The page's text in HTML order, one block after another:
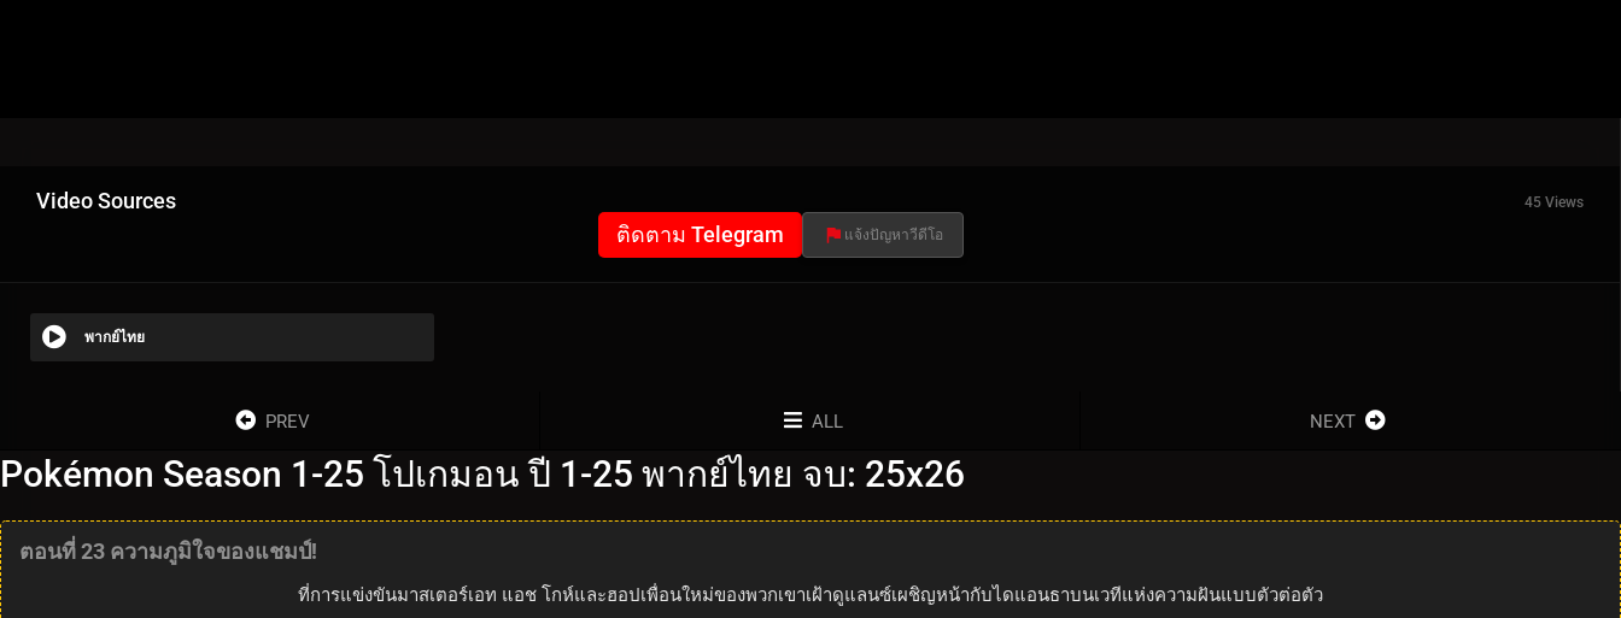
Video Sources 45 Views
ติดตาม Telegram แจ้งปัญหาวีดีโอ
พากย์ไทย
PREV ALL NEXT
Pokémon Season 1-25 โปเกมอน ปี 1-25 พากย์ไทย จบ: 25x26
ตอนที่ 23 ความภูมิใจของแชมป์!
ที่การแข่งขันมาสเตอร์เอท แอช โกห์และฮอปเพื่อนใหม่ของพวกเขาเฝ้าดูแลนซ์เผชิญหน้ากับไดแอนธาบนเวทีแห่งความฝันแบบตัวต่อตัว